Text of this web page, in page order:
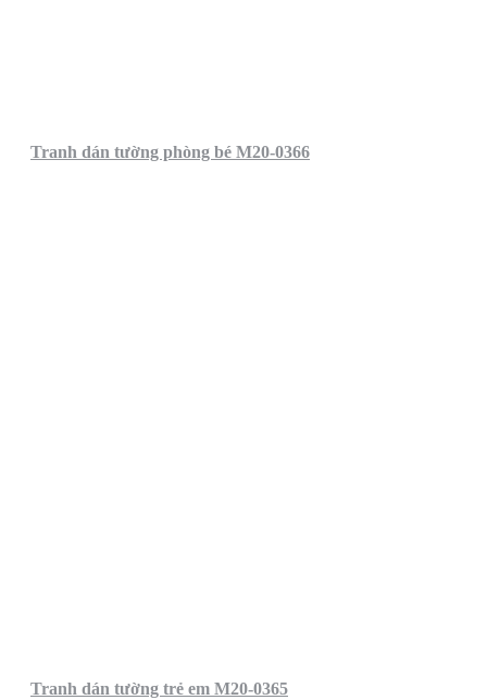
Tranh dán tường phòng bé M20-0366
Tranh dán tường trẻ em M20-0365